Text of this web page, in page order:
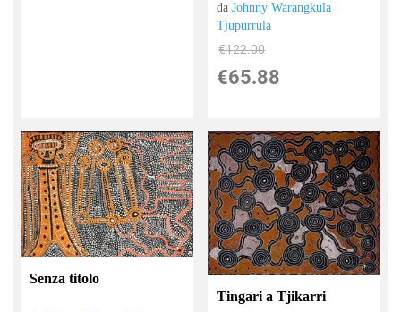
daJohnny Warangkula
Tjupurrula
€122.00
€65.88
Senza titolo
Tingari a Tjikarri